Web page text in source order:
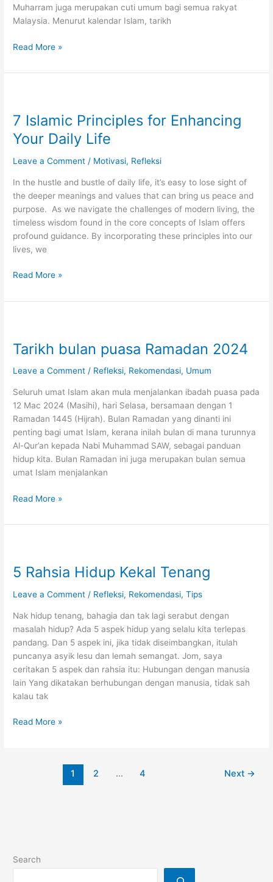
Muharram juga merupakan cuti umum bagi semua rakyat
Malaysia. Menurut kalendar Islam, tarikh
5
Amalan
Untuk
Hidup
Lebih
Read More »
7 Islamic Principles for Enhancing
Your Daily Life
Leave a Comment / Motivasi, Refleksi
In the hustle and bustle of daily life, it’s easy to lose sight of
the deeper meanings and values that can bring us peace and
purpose. As we navigate the challenges of modern living, the
timeless wisdom found in the core concepts of Islam offers
profound guidance. By incorporating these principles into our
lives, we
7
Principles
Your
Daily
Life
Read More »
Tarikh bulan puasa Ramadan 2024
Leave a Comment / Refleksi, Rekomendasi, Umum
Seluruh umat Islam akan mula menjalankan ibadah puasa pada
12 Mac 2024 (Masihi), hari Selasa, bersamaan dengan 1
Ramadan 1445 (Hijrah). Bulan Ramadan yang dinanti ini
penting bagi umat Islam, kerana inilah bulan di mana turunnya
Al-Qur’an kepada Nabi Muhammad SAW, sebagai panduan
hidup kita. Bulan Ramadan ini juga merupakan bulan semua
umat Islam menjalankan
Tarikh
puasa
Read More »
5 Rahsia Hidup Kekal Tenang
Leave a Comment / Refleksi, Rekomendasi,Tips
Nak hidup tenang, bahagia dan tak lagi serabut dengan
masalah hidup? Ada 5 aspek hidup yang selalu kita terlepas
pandang. Dan 5 aspek ini, jika tidak diseimbangkan, itulah
puncanya asyik lesu dan lemah semangat. Jom, saya
ceritakan 5 aspek dan rahsia itu: Hubungan dengan manusia
lain Yang dikatakan berhubungan dengan manusia, tidak sah
kalau tak
5
Read More »
1 2 … 4 Next →
Search